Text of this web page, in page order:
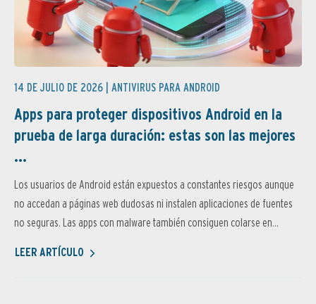
14 DE JULIO DE 2026 | ANTIVIRUS PARA ANDROID
Apps para proteger dispositivos Android en la
prueba de larga duración: estas son las mejores
...
Los usuarios de Android están expuestos a constantes riesgos aunque
no accedan a páginas web dudosas ni instalen aplicaciones de fuentes
no seguras. Las apps con malware también consiguen colarse en...
LEER ARTÍCULO